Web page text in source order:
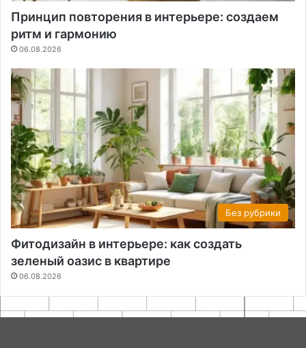
Принцип повторения в интерьере: создаем
ритм и гармонию
06.08.2026
Без рубрики
Фитодизайн в интерьере: как создать
зеленый оазис в квартире
06.08.2026